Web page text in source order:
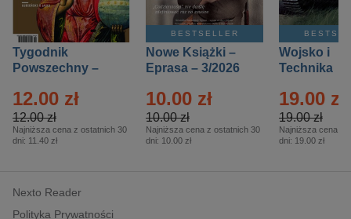
Tygodnik
Powszechny –
12.00 zł
12.00 zł
Najniższa cena z ostatnich 30
dni: 11.40 zł
BESTSELLER
Nowe Książki –
Eprasa – 3/2026
10.00 zł
10.00 zł
Najniższa cena z ostatnich 30
dni: 10.00 zł
Wojsko i
Technika
– 2/2026
19.00 zł
19.00 zł
Najniższa cena z
dni: 19.00 zł
Nexto Reader
Polityka Prywatności